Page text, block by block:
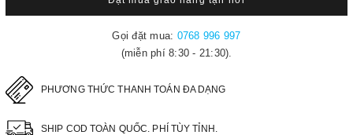
Gọi đặt mua: 0768 996 997
(miễn phí 8:30 - 21:30).
PHƯƠNG THỨC THANH TOÁN ĐA DẠNG
SHIP COD TOÀN QUỐC. PHÍ TÙY TỈNH.